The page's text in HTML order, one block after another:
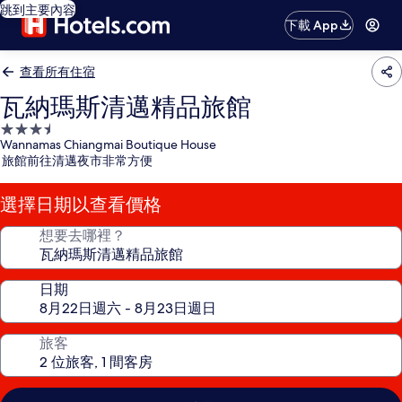
跳到主要內容
下載 App
查看所有住宿
瓦納瑪斯清邁精品旅館
3.5
星
級
住
宿
Wannamas Chiangmai Boutique House
旅館前往清邁夜市非常方便
選擇日期以查看價格
想要去哪裡？
日期
旅客